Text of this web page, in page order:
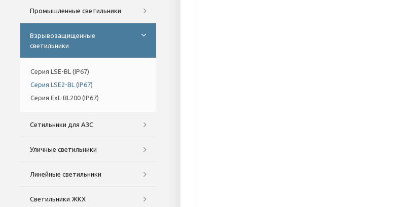
Промышленные светильники
Взрывозащищенные
светильники
Серия LSE-BL (IP67)
Серия LSE2-BL (IP67)
Серия ExL-BL200 (IP67)
Сетильники для АЗС
Уличные светильники
Линейные светильники
Светильники ЖКХ